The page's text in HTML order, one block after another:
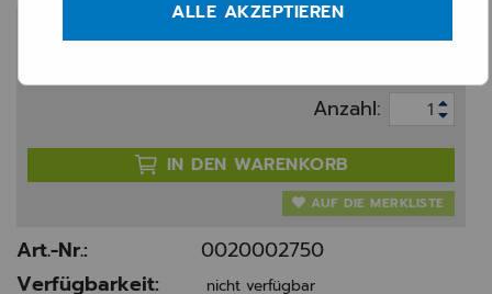
29,70 €
Anzahl:
IN DEN WARENKORB
AUF DIE MERKLISTE
Art.-Nr.:
0020002750
Verfügbarkeit:
nicht verfügbar
ALLE AKZEPTIEREN